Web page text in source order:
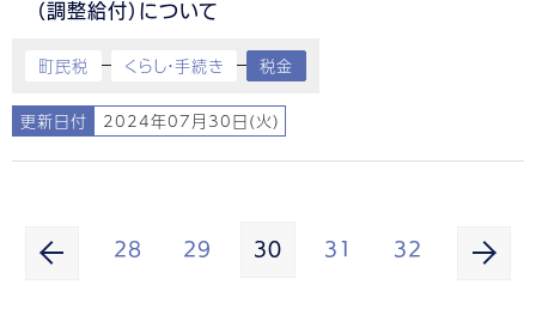
（調整給付）について
町民税 くらし・手続き 税金
更新日付 2024年07月30日(火)
28 29 30 31 32